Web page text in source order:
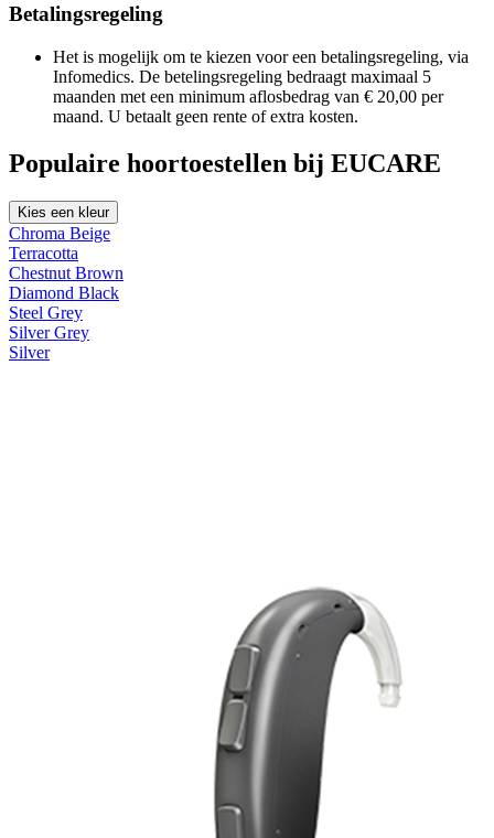
Betalingsregeling
Het is mogelijk om te kiezen voor een betalingsregeling, via
Infomedics. De betelingsregeling bedraagt maximaal 5
maanden met een minimum aflosbedrag van € 20,00 per
maand. U betaalt geen rente of extra kosten.
Populaire hoortoestellen bij EUCARE
Kies een kleur
Chroma Beige
Terracotta
Chestnut Brown
Diamond Black
Steel Grey
Silver Grey
Silver